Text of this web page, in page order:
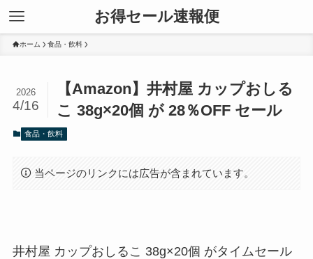
お得セール速報便
ホーム 食品・飲料
【Amazon】井村屋 カップおしる
こ 38g×20個 が 28％OFF セール
2026
4/16
食品・飲料
当ページのリンクには広告が含まれています。
井村屋 カップおしるこ 38g×20個 がタイムセール